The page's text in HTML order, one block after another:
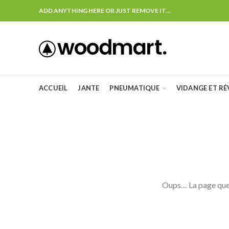
ADD ANYTHING HERE OR JUST REMOVE IT…
ACCUEIL JANTE PNEUMATIQUE VIDANGE ET
Oups… La page